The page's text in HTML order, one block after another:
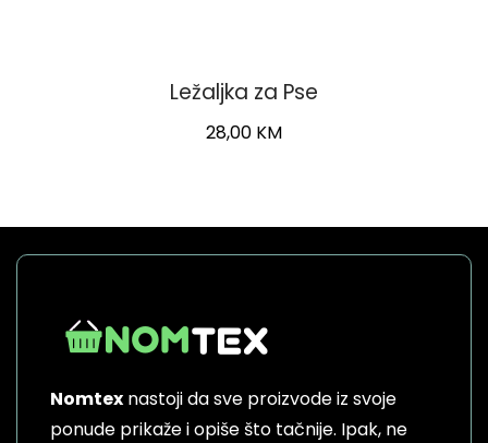
Ležaljka za Pse
28,00 KM
Nomtex nastoji da sve proizvode iz svoje
ponude prikaže i opiše što tačnije. Ipak, ne